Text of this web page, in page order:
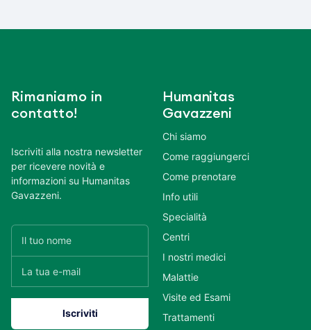
Rimaniamo in
contatto!
Iscriviti alla nostra newsletter
per ricevere novità e
informazioni su Humanitas
Gavazzeni.
Humanitas
Gavazzeni
Chi siamo
Come raggiungerci
Come prenotare
Info utili
Specialità
Centri
I nostri medici
Malattie
Visite ed Esami
Trattamenti